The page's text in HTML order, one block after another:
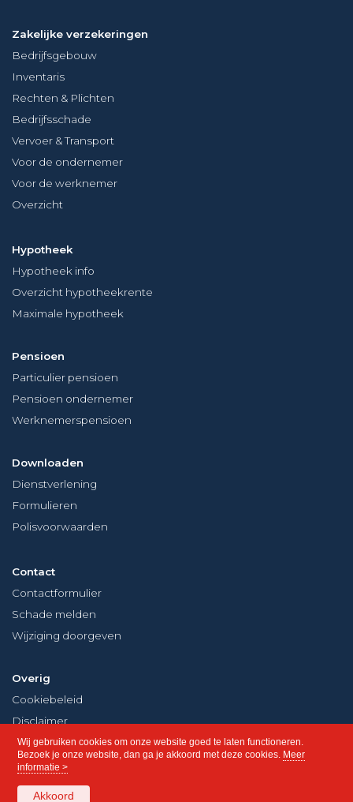
Wij gebruiken cookies om onze website goed te laten functioneren.
Bezoek je onze website, dan ga je akkoord met deze cookies. Meer
informatie >
Akkoord
Zakelijke verzekeringen
Bedrijfsgebouw
Inventaris
Rechten & Plichten
Bedrijfsschade
Vervoer & Transport
Voor de ondernemer
Voor de werknemer
Overzicht
Hypotheek
Hypotheek info
Overzicht hypotheekrente
Maximale hypotheek
Pensioen
Particulier pensioen
Pensioen ondernemer
Werknemerspensioen
Downloaden
Dienstverlening
Formulieren
Polisvoorwaarden
Contact
Contactformulier
Schade melden
Wijziging doorgeven
Overig
Cookiebeleid
Disclaimer
Privacy